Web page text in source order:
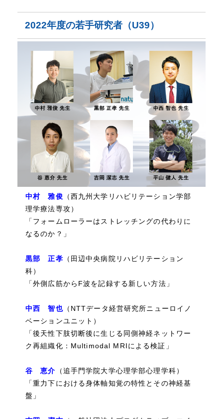
2022年度の若手研究者（U39）
中村 雅俊 （西九州大学リハビリテーション学部
理学療法専攻）
「フォームローラーはストレッチングの代わりに
なるのか？」
黒部 正孝 （田辺中央病院リハビリテーション
科）
「外側広筋からF波を記録する新しい方法」
中西 智也（NTTデータ経営研究所ニューロイノ
ベーションユニット）
「後天性下肢切断後に生じる同側神経ネットワー
ク再組織化：Multimodal MRIによる検証」
谷 恵介 （追手門学院大学心理学部心理学科）
「重力下における身体軸知覚の特性とその神経基
盤」